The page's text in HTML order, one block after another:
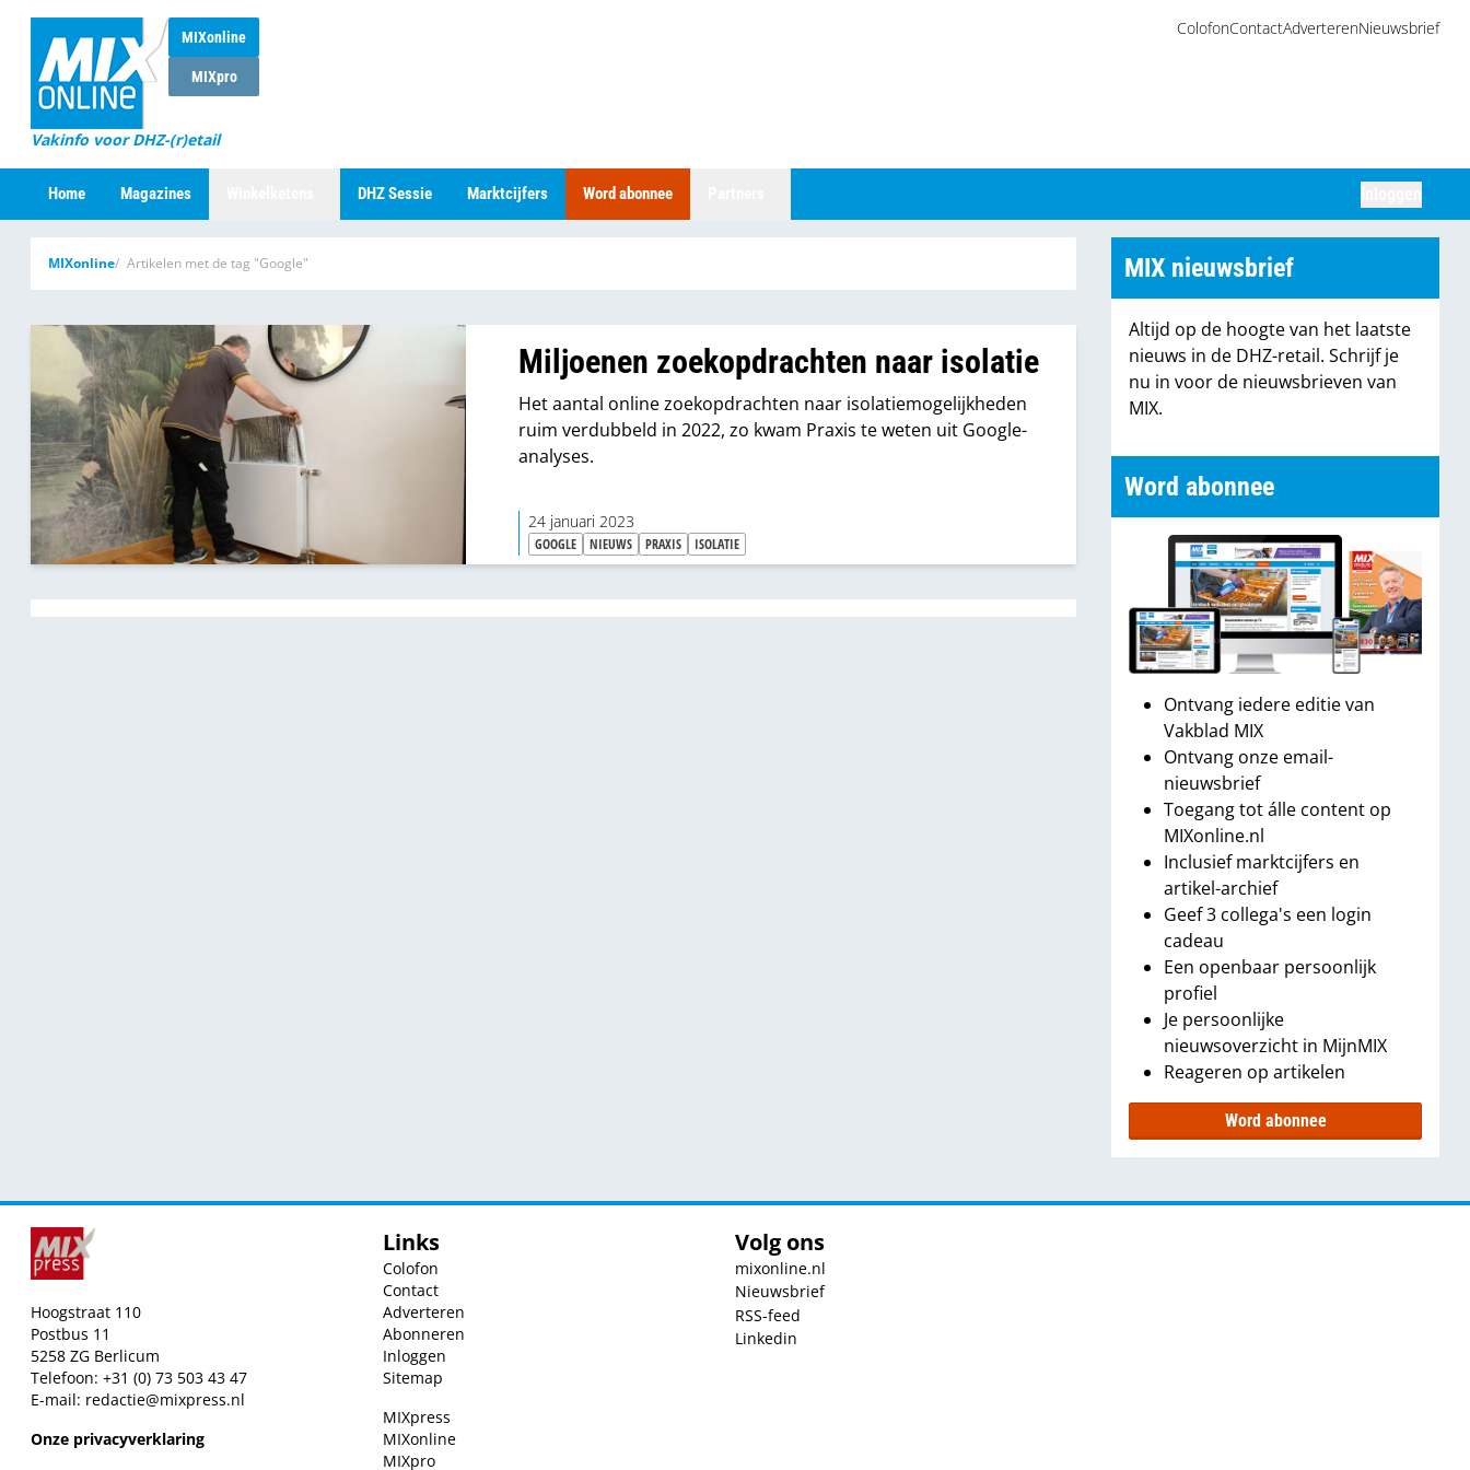
MIXonline
MIXpro
Vakinfo voor DHZ-(r)etail
ColofonContactAdverterenNieuwsbrief
Home Magazines DHZ Sessie Marktcijfers Word abonnee
MIXonline Artikelen met de tag "Google"
Miljoenen zoekopdrachten naar isolatie
Het aantal online zoekopdrachten naar isolatiemogelijkheden
ruim verdubbeld in 2022, zo kwam Praxis te weten uit Google-
analyses.
24 januari 2023
GOOGLE NIEUWS PRAXIS ISOLATIE
MIX nieuwsbrief
Altijd op de hoogte van het laatste
nieuws in de DHZ-retail. Schrijf je
nu in voor de nieuwsbrieven van
MIX.
Word abonnee
Ontvang iedere editie van
Vakblad MIX
Ontvang onze email-
nieuwsbrief
Toegang tot álle content op
MIXonline.nl
Inclusief marktcijfers en
artikel-archief
Geef 3 collega's een login
cadeau
Een openbaar persoonlijk
profiel
Je persoonlijke
nieuwsoverzicht in MijnMIX
Reageren op artikelen
Word abonnee
Hoogstraat 110
Postbus 11
5258 ZG Berlicum
Telefoon: +31 (0) 73 503 43 47
E-mail: redactie@mixpress.nl
Onze privacyverklaring
Links
Colofon
Contact
Adverteren
Abonneren
Inloggen
Sitemap
MIXpress
MIXonline
MIXpro
Volg ons
mixonline.nl
Nieuwsbrief
RSS-feed
Linkedin